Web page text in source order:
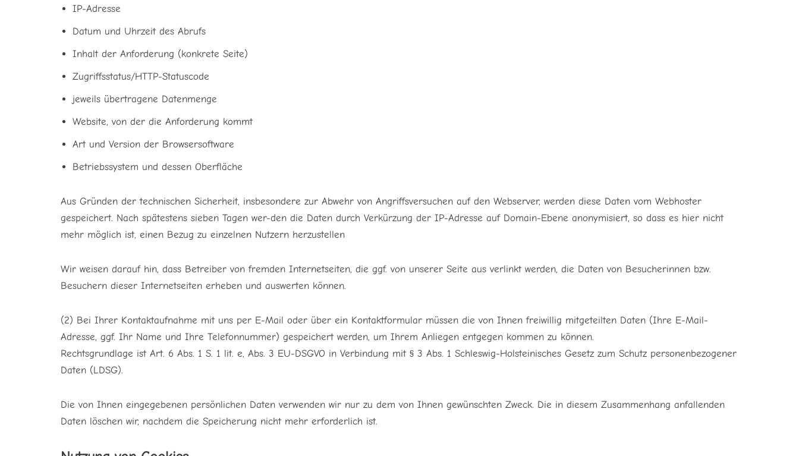
IP-Adresse
Datum und Uhrzeit des Abrufs
Inhalt der Anforderung (konkrete Seite)
Zugriffsstatus/HTTP-Statuscode
jeweils übertragene Datenmenge
Website, von der die Anforderung kommt
Art und Version der Browsersoftware
Betriebssystem und dessen Oberfläche
Aus Gründen der technischen Sicherheit, insbesondere zur Abwehr von Angriffsversuchen auf den Webserver, werden diese Daten vom Webhoster
gespeichert. Nach spätestens sieben Tagen wer-den die Daten durch Verkürzung der IP-Adresse auf Domain-Ebene anonymisiert, so dass es hier nicht
mehr möglich ist, einen Bezug zu einzelnen Nutzern herzustellen
Wir weisen darauf hin, dass Betreiber von fremden Internetseiten, die ggf. von unserer Seite aus verlinkt werden, die Daten von Besucherinnen bzw.
Besuchern dieser Internetseiten erheben und auswerten können.
(2) Bei Ihrer Kontaktaufnahme mit uns per E-Mail oder über ein Kontaktformular müssen die von Ihnen freiwillig mitgeteilten Daten (Ihre E-Mail-
Adresse, ggf. Ihr Name und Ihre Telefonnummer) gespeichert werden, um Ihrem Anliegen entgegen kommen zu können.
Rechtsgrundlage ist Art. 6 Abs. 1 S. 1 lit. e, Abs. 3 EU-DSGVO in Verbindung mit § 3 Abs. 1 Schleswig-Holsteinisches Gesetz zum Schutz personenbezogener
Daten (LDSG).
Die von Ihnen eingegebenen persönlichen Daten verwenden wir nur zu dem von Ihnen gewünschten Zweck. Die in diesem Zusammenhang anfallenden
Daten löschen wir, nachdem die Speicherung nicht mehr erforderlich ist.